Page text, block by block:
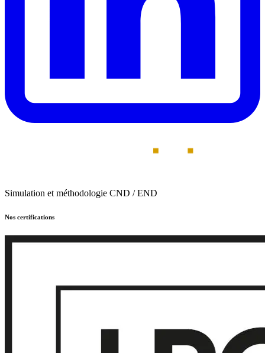
Simulation et méthodologie CND / END
Nos certifications